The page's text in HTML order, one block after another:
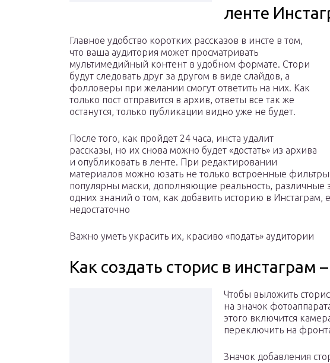
ленте
Главное удобство коротких рассказов в инсте в том,
что ваша аудитория может просматривать
мультимедийный контент в удобном формате. Стори
будут следовать друг за другом в виде слайдов, а
фолловеры при желании смогут ответить на них. Как
только пост отправится в архив, ответы все так же
останутся, только публикации видно уже не будет.
После того, как пройдет 24 часа, инста удалит
рассказы, но их снова можно будет «достать» из архива
и опубликовать в ленте. При редактировании
материалов можно юзать не только встроенные
популярны маски, дополняющие реальность,
одних знаний о том, как добавить историю в Инстаграм,
недостаточно
Важно уметь украсить их, красиво «подать» аудитории
Как создать сторис в инстаграм
Чтобы выложить
на значок
этого включится
переключить на
Значок добавления